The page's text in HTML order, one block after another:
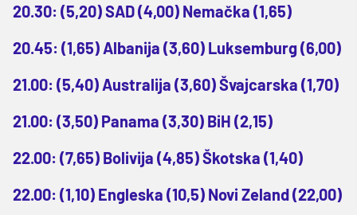
20.30: (5,20) SAD (4,00) Nemačka (1,65)
20.45: (1,65) Albanija (3,60) Luksemburg (6,00)
21.00: (5,40) Australija (3,60) Švajcarska (1,70)
21.00: (3,50) Panama (3,30) BiH (2,15)
22.00: (7,65) Bolivija (4,85) Škotska (1,40)
22.00: (1,10) Engleska (10,5) Novi Zeland (22,00)